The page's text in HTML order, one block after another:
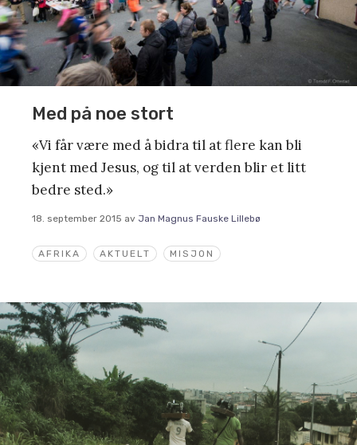
AFRIKA AKTUELT MISJON
Med på noe stort
«Vi får være med å bidra til at flere kan bli
kjent med Jesus, og til at verden blir et litt
bedre sted.»
18. september 2015 av Jan Magnus Fauske Lillebø